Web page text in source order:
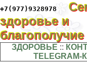
+7(977)9328978
здоровье и
ЗДОРОВЬЕ ::
TELEGRAM-